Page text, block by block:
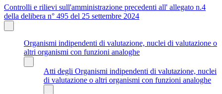
Controlli e rilievi sull'amministrazione precedenti all' allegato n.4
della delibera n° 495 del 25 settembre 2024
Organismi indipendenti di valutazione, nuclei di valutazione o
altri organismi con funzioni analoghe
Atti degli Organismi indipendenti di valutazione, nuclei
di valutazione o altri organismi con funzioni analoghe